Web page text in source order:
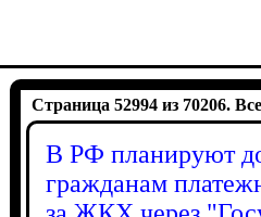
Страница 52994 из 70206.
В РФ планируют
гражданам